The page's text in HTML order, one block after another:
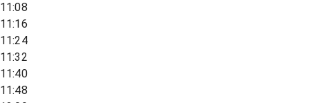
11:08
11:16
11:24
11:32
11:40
11:48